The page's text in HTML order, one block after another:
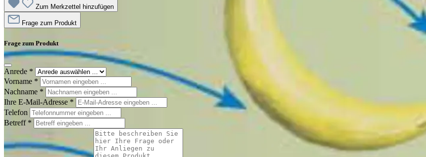
Zum Merkzettel hinzufügen
Frage zum Produkt
Frage zum Produkt
Anrede *
Vorname *
Nachname *
Ihre E-Mail-Adresse *
Telefon
Betreff *